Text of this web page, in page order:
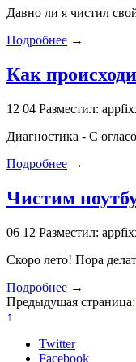
Давно ли я чистил
Подробнее →
Как
12 04 Разместил:
Диагностика - С
Подробнее →
Чистим
06 12 Разместил:
Скоро лето! Пора
Подробнее →
Предыдущая страница:
↑
Twitter
Facebook